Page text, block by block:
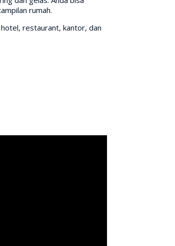
rumah.
restaurant, kantor, dan